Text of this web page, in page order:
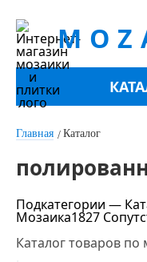
Главная Каталог
Подкатегории —
Мозаика1827
Каталог товаров